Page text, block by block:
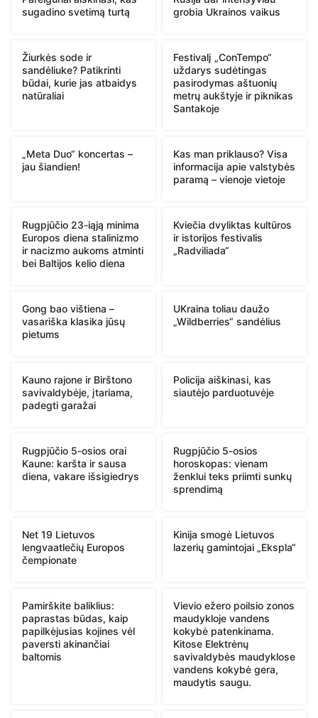
sugadino svetimą turtą
grobia Ukrainos vaikus
Žiurkės sode ir
sandėliuke? Patikrinti
būdai, kurie jas atbaidys
natūraliai
Festivalį „ConTempo“
uždarys sudėtingas
pasirodymas aštuonių
metrų aukštyje ir piknikas
Santakoje
„Meta Duo“ koncertas –
jau šiandien!
Kas man priklauso? Visa
informacija apie valstybės
paramą – vienoje vietoje
Rugpjūčio 23-iąją minima
Europos diena stalinizmo
ir nacizmo aukoms atminti
bei Baltijos kelio diena
Kviečia dvyliktas kultūros
ir istorijos festivalis
„Radviliada“
Gong bao vištiena –
vasariška klasika jūsų
pietums
UKraina toliau daužo
„Wildberries“ sandėlius
Kauno rajone ir Birštono
savivaldybėje, įtariama,
padegti garažai
Policija aiškinasi, kas
siautėjo parduotuvėje
Rugpjūčio 5-osios orai
Kaune: karšta ir sausa
diena, vakare išsigiedrys
Rugpjūčio 5-osios
horoskopas: vienam
ženklui teks priimti sunkų
sprendimą
Net 19 Lietuvos
lengvaatlečių Europos
čempionate
Kinija smogė Lietuvos
lazerių gamintojai „Ekspla“
Pamirškite baliklius:
paprastas būdas, kaip
papilkėjusias kojines vėl
paversti akinančiai
baltomis
Vievio ežero poilsio zonos
maudykloje vandens
kokybė patenkinama.
Kitose Elektrėnų
savivaldybės maudyklose
vandens kokybė gera,
maudytis saugu.